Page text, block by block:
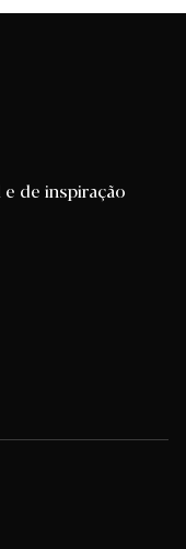
de inspiração